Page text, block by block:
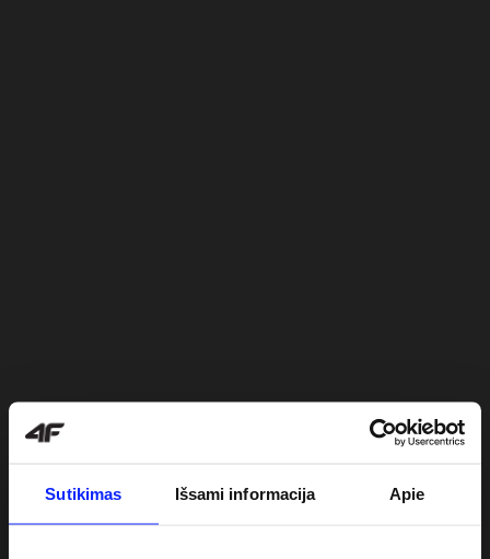
Sutikimas Išsami informacija Apie